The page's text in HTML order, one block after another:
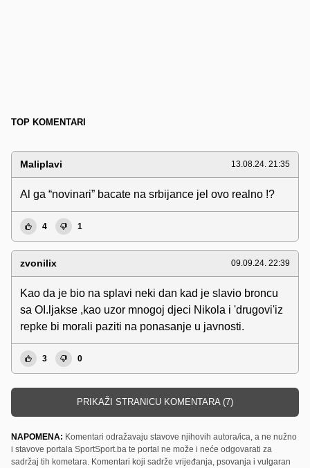
TOP KOMENTARI
Maliplavi 13.08.24. 21:35
Al ga “novinari” bacate na srbijance jel ovo realno !?
4 1
zvonilix 09.09.24. 22:39
Kao da je bio na splavi neki dan kad je slavio broncu
sa OI.ljakse ,kao uzor mnogoj djeci Nikola i 'drugovi'iz
repke bi morali paziti na ponasanje u javnosti.
3 0
PRIKAŽI STRANICU KOMENTARA (7)
NAPOMENA: Komentari odražavaju stavove njihovih autora/ica, a ne nužno
i stavove portala SportSport.ba te portal ne može i neće odgovarati za
sadržaj tih kometara. Komentari koji sadrže vrijeđanja, psovanja i vulgaran